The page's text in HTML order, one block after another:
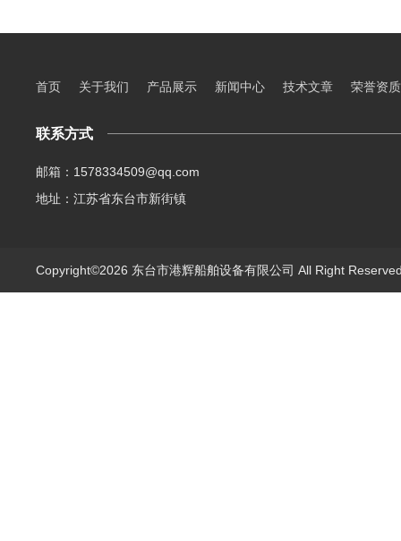
首页 关于我们 产品展示 新闻中心 技术文章 荣誉资质
联系方式
邮箱：1578334509@qq.com
地址：江苏省东台市新街镇
Copyright©2026 东台市港辉船舶设备有限公司 All Right